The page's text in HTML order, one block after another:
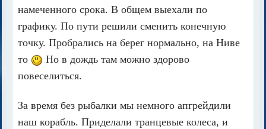
намеченного срока. В общем выехали по
графику. По пути решили сменить конечную
точку. Пробрались на берег нормально, на Ниве
то
Но в дождь там можно здорово
повеселиться.
За время без рыбалки мы немного апгрейдили
наш корабль. Приделали транцевые колеса, и